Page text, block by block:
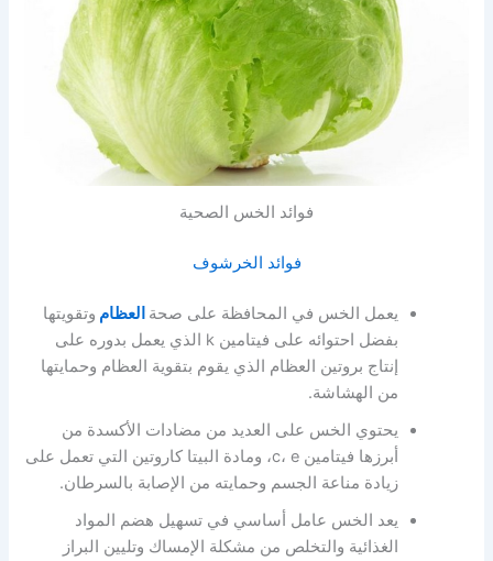
فوائد الخس الصحية
فوائد الخرشوف
يعمل الخس في المحافظة على صحة العظام وتقويتها
بفضل احتوائه على فيتامين k الذي يعمل بدوره على
إنتاج بروتين العظام الذي يقوم بتقوية العظام وحمايتها
من الهشاشة.
يحتوي الخس على العديد من مضادات الأكسدة من
أبرزها فيتامين c، e، ومادة البيتا كاروتين التي تعمل على
زيادة مناعة الجسم وحمايته من الإصابة بالسرطان.
يعد الخس عامل أساسي في تسهيل هضم المواد
الغذائية والتخلص من مشكلة الإمساك وتليين البراز